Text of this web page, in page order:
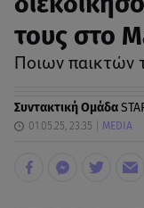
τους στο
Ποιων παικτών
Συντακτική Ομάδα
01.05.25, 23:35 MEDIA